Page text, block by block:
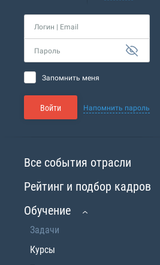
Логин | Email
Пароль
Запомнить меня
Войти Напомнить пароль
Все события отрасли
Рейтинг и подбор кадров
Обучение
Задачи
Курсы